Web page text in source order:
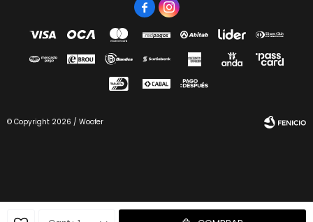
 
© Copyright 2026 / Woofer